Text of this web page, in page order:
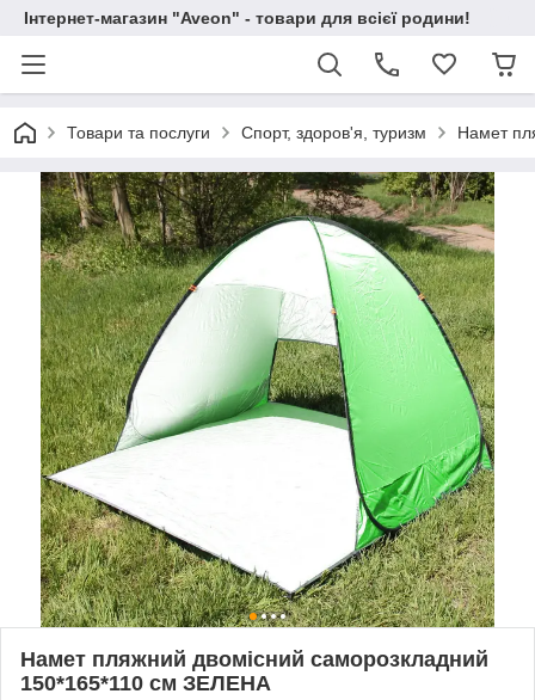
Інтернет-магазин "Aveon" - товари для всієї родини!
Товари та послуги Спорт, здоров'я, туризм Намет
Намет пляжний двомісний саморозкладний
150*165*110 см ЗЕЛЕНА